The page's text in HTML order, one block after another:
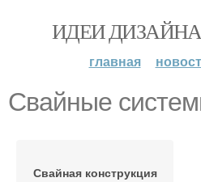
ИДЕИ
главная
Свайные
Свайная конструкция